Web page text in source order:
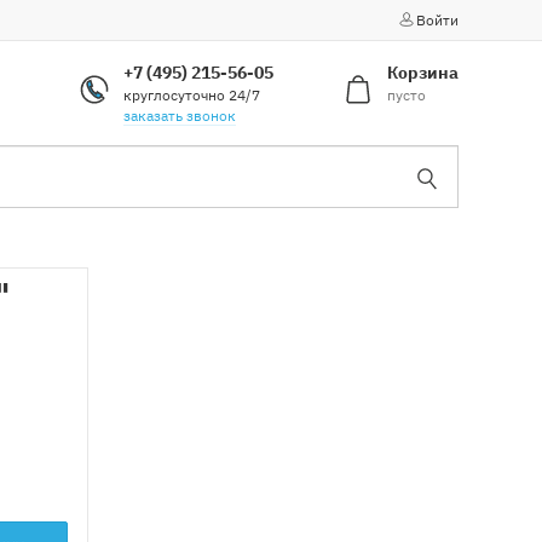
Войти
+7 (495) 215-56-05
круглосуточно 24/7
заказать звонок
Корзина
пусто